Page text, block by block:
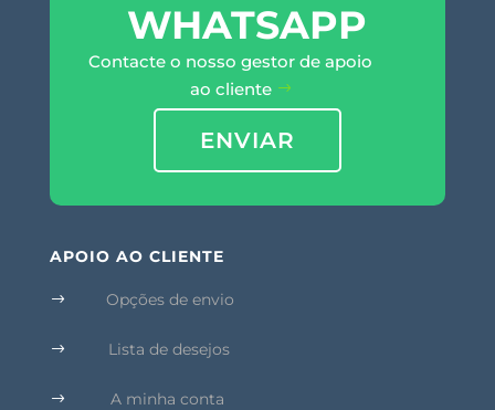
WHATSAPP
Contacte o nosso gestor de apoio
ao cliente
ENVIAR
APOIO AO CLIENTE
$ Opções de envio
$ Lista de desejos
$ A minha conta